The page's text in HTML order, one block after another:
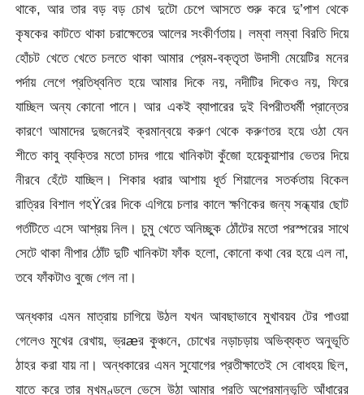
থাকে, আর তার বড় বড় চোখ দুটো চেপে আসতে শুরু করে দু’পাশ থেকে
কৃষকের কাটতে থাকা চরাক্ষেতের আলের সংকীর্ণতায়। লম্বা লম্বা বিরতি দিয়ে
হোঁচট খেতে খেতে চলতে থাকা আমার প্রেম-বক্তৃতা উদাসী মেয়েটির মনের
পর্দায় লেগে প্রতিধ্বনিত হয়ে আমার দিকে নয়, নদীটির দিকেও নয়, ফিরে
যাচ্ছিল অন্য কোনো পানে। আর একই ব্যাপারের দুই বিপরীতধর্মী প্রান্তের
কারণে আমাদের দুজনেরই ক্রমান্বয়ে করুণ থেকে করুণতর হয়ে ওঠা যেন
শীতে কাবু ব্যক্তির মতো চাদর গায়ে খানিকটা কুঁজো হয়েকুয়াশার ভেতর দিয়ে
নীরবে হেঁটে যাচ্ছিল। শিকার ধরার আশায় ধূর্ত শিয়ালের সতর্কতায় বিকেল
রাত্রির বিশাল গহŸরের দিকে এগিয়ে চলার কালে ক্ষণিকের জন্য সন্ধ্যার ছোট
গর্তটিতে এসে আশ্রয় নিল। চুমু খেতে অনিচ্ছুক ঠোঁটের মতো পরস্পরের সাথে
সেটে থাকা নীপার ঠোঁট দুটি খানিকটা ফাঁক হলো, কোনো কথা বের হয়ে এল না,
তবে ফাঁকটাও বুজে গেল না।
অন্ধকার এমন মাত্রায় চাগিয়ে উঠল যখন আবছাভাবে মুখাবয়ব টের পাওয়া
গেলেও মুখের রেখায়, ভ্রæর কুঞ্চনে, চোখের নড়াচড়ায় অভিব্যক্ত অনুভূতি
ঠাহর করা যায় না। অন্ধকারের এমন সুযোগের প্রতীক্ষাতেই সে বোধহয় ছিল,
যাতে করে তার মুখমণ্ডলে ভেসে উঠা আমার প্রতি অপ্রেমানুভূতি আঁধারের